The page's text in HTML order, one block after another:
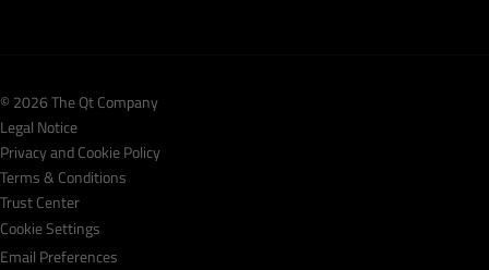
© 2026 The Qt Company
Legal Notice
Privacy and Cookie Policy
Terms & Conditions
Trust Center
Cookie Settings
Email Preferences